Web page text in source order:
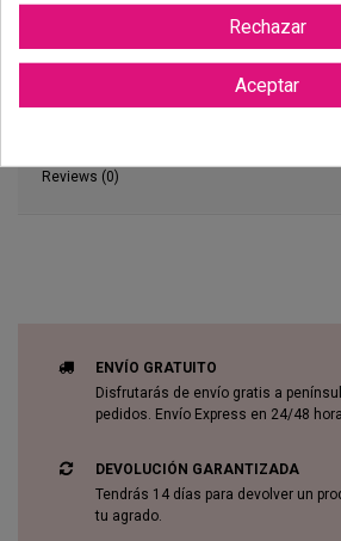
Reviews (0)
ENVÍO GRATUITO
Disfrutarás de envío gratis a
pedidos. Envío Express en 24/48
DEVOLUCIÓN GARANTIZADA
Tendrás 14 días para devolver un
tu agrado.
Rechazar
Aceptar